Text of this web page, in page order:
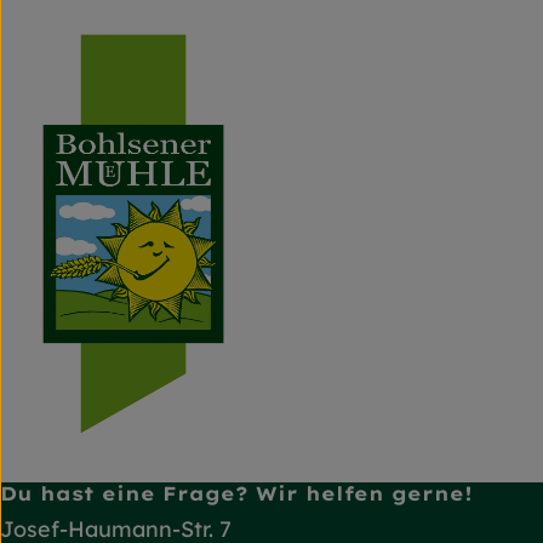
Du hast eine Frage? Wir helfen gerne!
Josef-Haumann-Str. 7